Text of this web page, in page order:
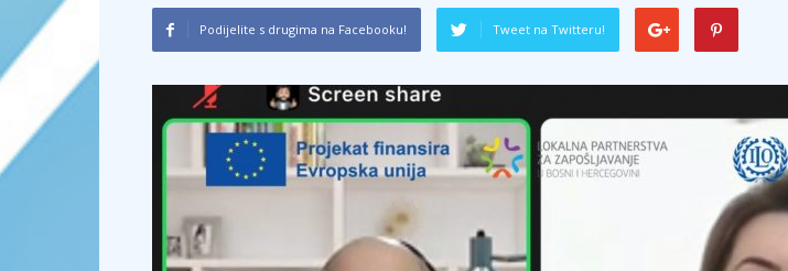
Podijelite s drugima na Facebooku! Tweet na Twitteru!